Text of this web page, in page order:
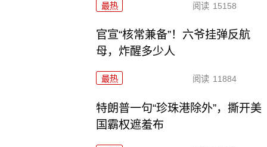
最热 阅读 15158
官宣“核常兼备”！六爷挂弹反航
母，炸醒多少人
最热 阅读 11884
特朗普一句“珍珠港除外”，撕开美
国霸权遮羞布